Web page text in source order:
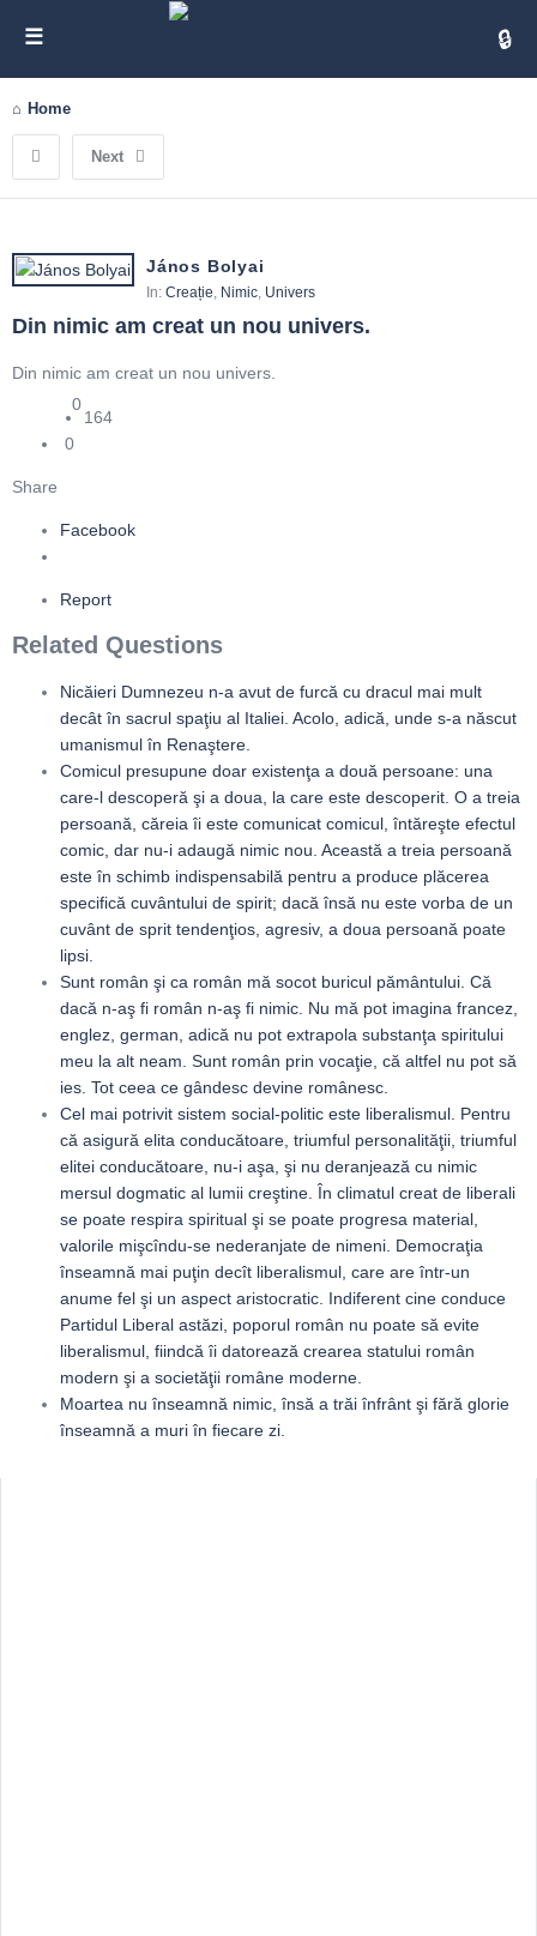
Home
Next
János Bolyai
In: Creație, Nimic, Univers
Din nimic am creat un nou univers.
Din nimic am creat un nou univers.
0
164
0
Share
Facebook
Report
Related Questions
Nicăieri Dumnezeu n-a avut de furcă cu dracul mai mult
decât în sacrul spaţiu al Italiei. Acolo, adică, unde s-a născut
umanismul în Renaştere.
Comicul presupune doar existenţa a două persoane: una
care-l descoperă şi a doua, la care este descoperit. O a treia
persoană, căreia îi este comunicat comicul, întăreşte efectul
comic, dar nu-i adaugă nimic nou. Această a treia persoană
este în schimb indispensabilă pentru a produce plăcerea
specifică cuvântului de spirit; dacă însă nu este vorba de un
cuvânt de sprit tendenţios, agresiv, a doua persoană poate
lipsi.
Sunt român şi ca român mă socot buricul pământului. Că
dacă n-aş fi român n-aş fi nimic. Nu mă pot imagina francez,
englez, german, adică nu pot extrapola substanţa spiritului
meu la alt neam. Sunt român prin vocaţie, că altfel nu pot să
ies. Tot ceea ce gândesc devine românesc.
Cel mai potrivit sistem social-politic este liberalismul. Pentru
că asigură elita conducătoare, triumful personalităţii, triumful
elitei conducătoare, nu-i aşa, şi nu deranjează cu nimic
mersul dogmatic al lumii creştine. În climatul creat de liberali
se poate respira spiritual şi se poate progresa material,
valorile mişcîndu-se nederanjate de nimeni. Democraţia
înseamnă mai puţin decît liberalismul, care are într-un
anume fel şi un aspect aristocratic. Indiferent cine conduce
Partidul Liberal astăzi, poporul român nu poate să evite
liberalismul, fiindcă îi datorează crearea statului român
modern şi a societăţii române moderne.
Moartea nu înseamnă nimic, însă a trăi înfrânt şi fără glorie
înseamnă a muri în fiecare zi.